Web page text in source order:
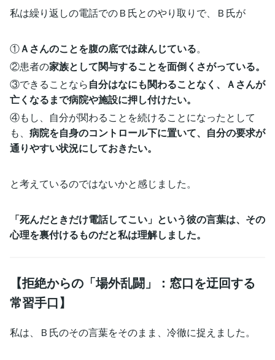
私は繰り返しの電話でのＢ氏とのやり取りで、Ｂ氏が
①Ａさんのことを腹の底では疎んじている。
②患者の家族として関与することを面倒くさがっている。
③できることなら自分はなにも関わることなく、Ａさんが
亡くなるまで病院や施設に押し付けたい。
④もし、自分が関わることを続けることになったとして
も、 病院を自身のコントロール下に置いて、自分の要求が
通りやすい状況にしておきたい。
と考えているのではないかと感じました。
「死んだときだけ電話してこい」という彼の言葉は、その
心理を裏付けるものだと私は理解しました。
【拒絶からの「場外乱闘」：窓口を迂回する
常習手口】
私は、Ｂ氏のその言葉をそのまま、冷徹に捉えました。